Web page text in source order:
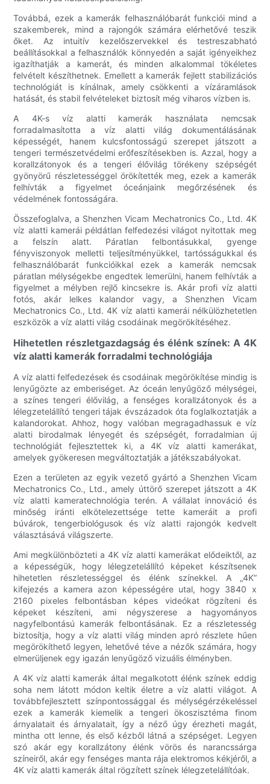
Továbbá, ezek a kamerák felhasználóbarát funkciói mind a
szakemberek, mind a rajongók számára elérhetővé teszik
őket. Az intuitív kezelőszervekkel és testreszabható
beállításokkal a felhasználók könnyedén a saját igényeikhez
igazíthatják a kamerát, és minden alkalommal tökéletes
felvételt készíthetnek. Emellett a kamerák fejlett stabilizációs
technológiát is kínálnak, amely csökkenti a vízáramlások
hatását, és stabil felvételeket biztosít még viharos vízben is.
A 4K-s víz alatti kamerák használata nemcsak
forradalmasította a víz alatti világ dokumentálásának
képességét, hanem kulcsfontosságú szerepet játszott a
tengeri természetvédelmi erőfeszítésekben is. Azzal, hogy a
korallzátonyok és a tengeri élővilág törékeny szépségét
gyönyörű részletességgel örökítették meg, ezek a kamerák
felhívták a figyelmet óceánjaink megőrzésének és
védelmének fontosságára.
Összefoglalva, a Shenzhen Vicam Mechatronics Co., Ltd. 4K
víz alatti kamerái példátlan felfedezési világot nyitottak meg
a felszín alatt. Páratlan felbontásukkal, gyenge
fényviszonyok melletti teljesítményükkel, tartósságukkal és
felhasználóbarát funkcióikkal ezek a kamerák nemcsak
páratlan mélységekbe engedtek lemerülni, hanem felhívták a
figyelmet a mélyben rejlő kincsekre is. Akár profi víz alatti
fotós, akár lelkes kalandor vagy, a Shenzhen Vicam
Mechatronics Co., Ltd. 4K víz alatti kamerái nélkülözhetetlen
eszközök a víz alatti világ csodáinak megörökítéséhez.
Hihetetlen részletgazdagság és élénk színek: A 4K
víz alatti kamerák forradalmi technológiája
A víz alatti felfedezések és csodáinak megörökítése mindig is
lenyűgözte az emberiséget. Az óceán lenyűgöző mélységei,
a színes tengeri élővilág, a fenséges korallzátonyok és a
lélegzetelállító tengeri tájak évszázadok óta foglalkoztatják a
kalandorokat. Ahhoz, hogy valóban megragadhassuk e víz
alatti birodalmak lényegét és szépségét, forradalmian új
technológiát fejlesztettek ki, a 4K víz alatti kamerákat,
amelyek gyökeresen megváltoztatják a játékszabályokat.
Ezen a területen az egyik vezető gyártó a Shenzhen Vicam
Mechatronics Co., Ltd., amely úttörő szerepet játszott a 4K
víz alatti kameratechnológia terén. A vállalat innováció és
minőség iránti elkötelezettsége tette kameráit a profi
búvárok, tengerbiológusok és víz alatti rajongók kedvelt
választásává világszerte.
Ami megkülönbözteti a 4K víz alatti kamerákat elődeiktől, az
a képességük, hogy lélegzetelállító képeket készítsenek
hihetetlen részletességgel és élénk színekkel. A „4K”
kifejezés a kamera azon képességére utal, hogy 3840 x
2160 pixeles felbontásban képes videókat rögzíteni és
képeket készíteni, ami négyszerese a hagyományos
nagyfelbontású kamerák felbontásának. Ez a részletesség
biztosítja, hogy a víz alatti világ minden apró részlete hűen
megörökíthető legyen, lehetővé téve a nézők számára, hogy
elmerüljenek egy igazán lenyűgöző vizuális élményben.
A 4K víz alatti kamerák által megalkotott élénk színek eddig
soha nem látott módon keltik életre a víz alatti világot. A
továbbfejlesztett színpontossággal és mélységérzékeléssel
ezek a kamerák kiemelik a tengeri ökoszisztéma finom
árnyalatait és árnyalatait, így a néző úgy érezheti magát,
mintha ott lenne, és első kézből látná a szépséget. Legyen
szó akár egy korallzátony élénk vörös és narancssárga
színeiről, akár egy fenséges manta rája elektromos kékjéről, a
4K víz alatti kamerák által rögzített színek lélegzetelállítóak.